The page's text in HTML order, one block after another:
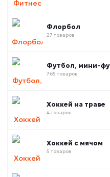
Флорбол
27 товаров
Футбол, мини-
765 товаров
Хоккей на траве
4 товаров
Хоккей с мячом
5 товаров